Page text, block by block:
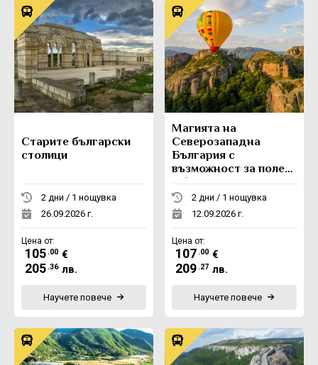
Старите български
столици
2 дни / 1 нощувка
26.09.2026 г.
Цена от:
105 .00 €
205 .36 лв.
Научете повече
Магията на
Северозападна
България с
възможност за полет
с балон
2 дни / 1 нощувка
12.09.2026 г.
Цена от:
107 .00 €
209 .27 лв.
Научете повече